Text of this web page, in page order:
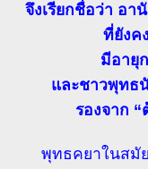
จึงเรียกชื่อว่า อ
ที่ยังค
มีอายุ
และชาวพุทธ
รองจาก
พุทธคยาในสมั